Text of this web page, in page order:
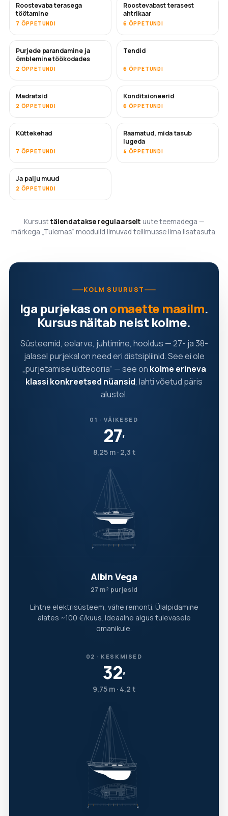
TULEMAS
Roostevaba terasega
töötamine
7 ÕPPETUNDI
Roostevabast terasest
ahtrikaar
6 ÕPPETUNDI
TULEMAS
Purjede parandamine ja
õmblemine töökodades
2 ÕPPETUNDI
Tendid
6 ÕPPETUNDI
Madratsid
2 ÕPPETUNDI
TULEMAS
Konditsioneerid
6 ÕPPETUNDI
TULEMAS
Küttekehad
7 ÕPPETUNDI
TULEMAS
Raamatud, mida tasub
lugeda
4 ÕPPETUNDI
TULEMAS
Ja palju muud
2 ÕPPETUNDI
Kursusttäiendatakse regulaarselt uute teemadega —
märkega „Tulemas“ moodulid ilmuvad tellimusse ilma lisatasuta.
KOLM SUURUST
Iga purjekas onomaette maailm.
Kursus näitab neist kolme.
Süsteemid, eelarve, juhtimine, hooldus — 27- ja 38-
jalasel purjekal on need eri distsipliinid. See ei ole
„purjetamise üldteooria“ — see on kolme erineva
klassi konkreetsed nüansid, lahti võetud päris
alustel.
01 · VÄIKESED
27′
8,25 m · 2,3 t
Albin Vega
27 m² purjesid
Lihtne elektrisüsteem, vähe remonti. Ülalpidamine
alates ~100 €/kuus. Ideaalne algus tulevasele
omanikule.
02 · KESKMISED
32′
9,75 m · 4,2 t